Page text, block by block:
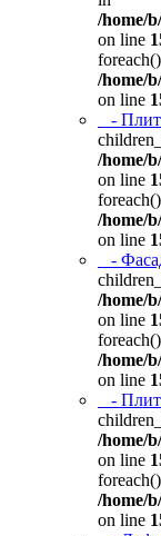
/home/
on line
/home/
on line
-
/home/
on line
/home/
on line
-
/home/
on line
/home/
on line
-
/home/
on line
/home/
on line